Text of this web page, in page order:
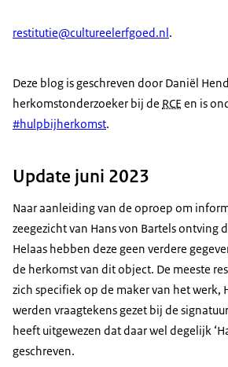
restitutie@cultureelerfgoed.nl.
Deze blog is geschreven door Daniël
herkomstonderzoeker bij de RCE en is
#hulpbijherkomst.
Update juni 2023
Naar aanleiding van de oproep om
zeegezicht van Hans von Bartels ontving
Helaas hebben deze geen verdere
de herkomst van dit object. De meeste
zich specifiek op de maker van het werk,
werden vraagtekens gezet bij de
heeft uitgewezen dat daar wel degelijk
geschreven.